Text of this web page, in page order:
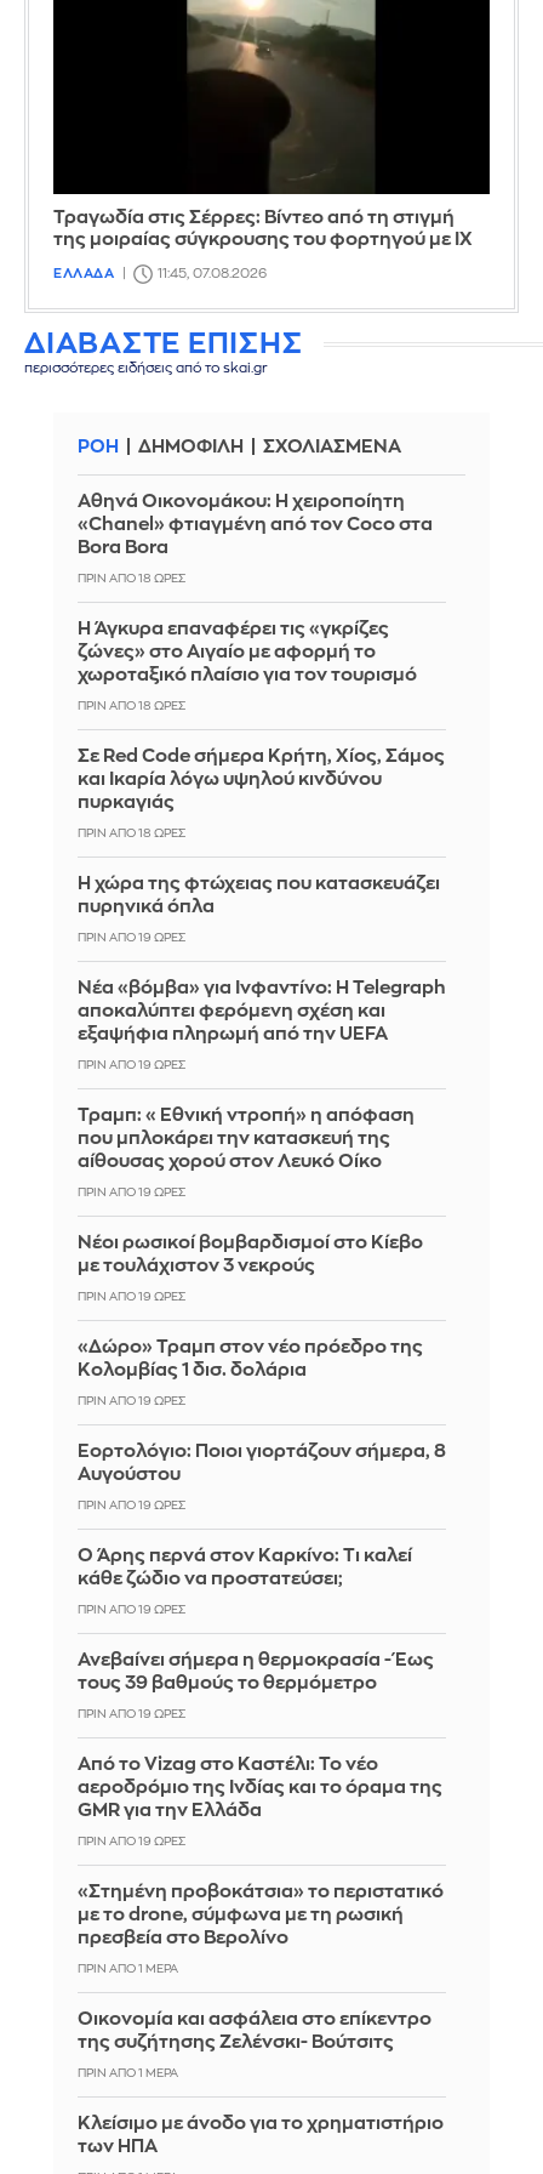
Τραγωδία στις Σέρρες: Βίντεο από τη στιγμή
της μοιραίας σύγκρουσης του φορτηγού με ΙΧ
ΕΛΛΑΔΑ 11:45, 07.08.2026
ΔΙΑΒΑΣΤΕ ΕΠΙΣΗΣ
περισσότερες ειδήσεις από το skai.gr
ΡΟΗ ΔΗΜΟΦΙΛΗ ΣΧΟΛΙΑΣΜΕΝΑ
Αθηνά Οικονομάκου: Η χειροποίητη
«Chanel» φτιαγμένη από τον Coco στα
Bora Bora
ΠΡΙΝ ΑΠΌ 18 ΏΡΕΣ
Η Άγκυρα επαναφέρει τις «γκρίζες
ζώνες» στο Αιγαίο με αφορμή το
χωροταξικό πλαίσιο για τον τουρισμό
ΠΡΙΝ ΑΠΌ 18 ΏΡΕΣ
Σε Red Code σήμερα Κρήτη, Χίος, Σάμος
και Ικαρία λόγω υψηλού κινδύνου
πυρκαγιάς
ΠΡΙΝ ΑΠΌ 18 ΏΡΕΣ
Η χώρα της φτώχειας που κατασκευάζει
πυρηνικά όπλα
ΠΡΙΝ ΑΠΌ 19 ΏΡΕΣ
Νέα «βόμβα» για Ινφαντίνο: Η Telegraph
αποκαλύπτει φερόμενη σχέση και
εξαψήφια πληρωμή από την UEFA
ΠΡΙΝ ΑΠΌ 19 ΏΡΕΣ
Τραμπ: «Εθνική ντροπή» η απόφαση
που μπλοκάρει την κατασκευή της
αίθουσας χορού στον Λευκό Οίκο
ΠΡΙΝ ΑΠΌ 19 ΏΡΕΣ
Νέοι ρωσικοί βομβαρδισμοί στο Κίεβο
με τουλάχιστον 3 νεκρούς
ΠΡΙΝ ΑΠΌ 19 ΏΡΕΣ
«Δώρο» Τραμπ στον νέο πρόεδρο της
Κολομβίας 1 δισ. δολάρια
ΠΡΙΝ ΑΠΌ 19 ΏΡΕΣ
Εορτολόγιο: Ποιοι γιορτάζουν σήμερα, 8
Αυγούστου
ΠΡΙΝ ΑΠΌ 19 ΏΡΕΣ
Ο Άρης περνά στον Καρκίνο: Τι καλεί
κάθε ζώδιο να προστατεύσει;
ΠΡΙΝ ΑΠΌ 19 ΏΡΕΣ
Ανεβαίνει σήμερα η θερμοκρασία - Έως
τους 39 βαθμούς το θερμόμετρο
ΠΡΙΝ ΑΠΌ 19 ΏΡΕΣ
Από το Vizag στο Καστέλι: Το νέο
αεροδρόμιο της Ινδίας και το όραμα της
GMR για την Ελλάδα
ΠΡΙΝ ΑΠΌ 19 ΏΡΕΣ
«Στημένη προβοκάτσια» το περιστατικό
με το drone, σύμφωνα με τη ρωσική
πρεσβεία στο Βερολίνο
ΠΡΙΝ ΑΠΌ 1 ΜΈΡΑ
Οικονομία και ασφάλεια στο επίκεντρο
της συζήτησης Ζελένσκι- Βούτσιτς
ΠΡΙΝ ΑΠΌ 1 ΜΈΡΑ
Κλείσιμο με άνοδο για το χρηματιστήριο
των ΗΠΑ